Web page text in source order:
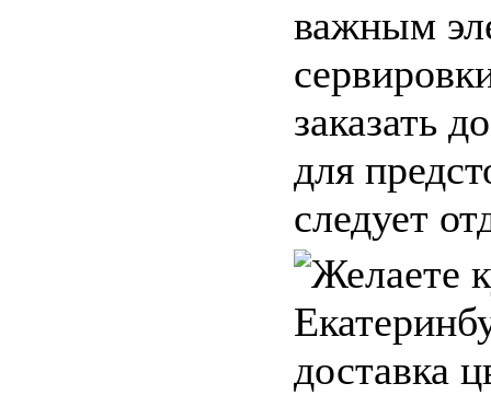
важным
заказать
для
следует